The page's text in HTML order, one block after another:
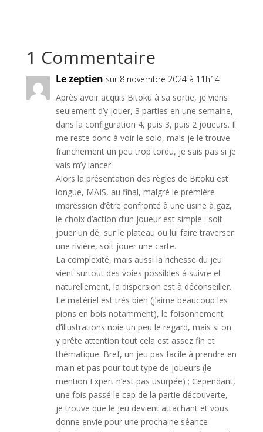
1 Commentaire
Le zeptien sur 8 novembre 2024 à 11h14
Après avoir acquis Bitoku à sa sortie, je viens
seulement d’y jouer, 3 parties en une semaine,
dans la configuration 4, puis 3, puis 2 joueurs. Il
me reste donc à voir le solo, mais je le trouve
franchement un peu trop tordu, je sais pas si je
vais m’y lancer.
Alors la présentation des règles de Bitoku est
longue, MAIS, au final, malgré le première
impression d’être confronté à une usine à gaz,
le choix d’action d’un joueur est simple : soit
jouer un dé, sur le plateau ou lui faire traverser
une rivière, soit jouer une carte.
La complexité, mais aussi la richesse du jeu
vient surtout des voies possibles à suivre et
naturellement, la dispersion est à déconseiller.
Le matériel est très bien (j’aime beaucoup les
pions en bois notamment), le foisonnement
d’illustrations noie un peu le regard, mais si on
y prête attention tout cela est assez fin et
thématique. Bref, un jeu pas facile à prendre en
main et pas pour tout type de joueurs (le
mention Expert n’est pas usurpée) ; Cependant,
une fois passé le cap de la partie découverte,
je trouve que le jeu devient attachant et vous
donne envie pour une prochaine séance